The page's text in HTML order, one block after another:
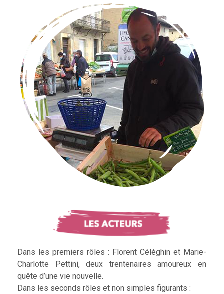
Dans les premiers rôles : Florent Céléghin et Marie-
Charlotte Pettini, deux trentenaires amoureux en
quête d’une vie nouvelle.
Dans les seconds rôles et non simples figurants :